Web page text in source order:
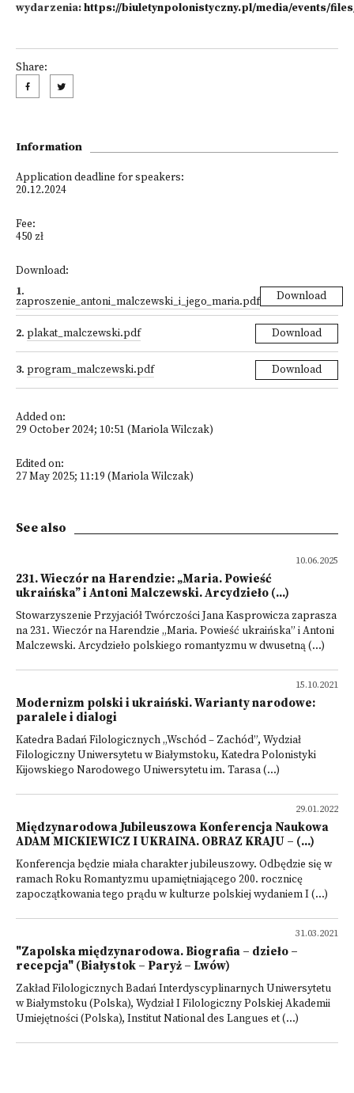
wydarzenia:https://biuletynpolonistyczny.pl/media/events/
Share:
Information
Application deadline for speakers:
20.12.2024
Fee:
450 zł
Download:
1.
zaproszenie_antoni_malczewski_i_jego_maria.pdf Download
2. plakat_malczewski.pdf Download
3. program_malczewski.pdf Download
Added on:
29 October 2024; 10:51 (Mariola Wilczak)
Edited on:
27 May 2025; 11:19 (Mariola Wilczak)
See also
10.06.2025
231. Wieczór na Harendzie: „Maria. Powieść
ukraińska” i Antoni Malczewski. Arcydzieło (...)
Stowarzyszenie Przyjaciół Twórczości Jana Kasprowicza zaprasza
na 231. Wieczór na Harendzie „Maria. Powieść ukraińska” i Antoni
Malczewski. Arcydzieło polskiego romantyzmu w dwusetną (...)
15.10.2021
Modernizm polski i ukraiński. Warianty narodowe:
paralele i dialogi
Katedra Badań Filologicznych „Wschód – Zachód”, Wydział
Filologiczny Uniwersytetu w Białymstoku, Katedra Polonistyki
Kijowskiego Narodowego Uniwersytetu im. Tarasa (...)
29.01.2022
Międzynarodowa Jubileuszowa Konferencja Naukowa
ADAM MICKIEWICZ I UKRAINA. OBRAZ KRAJU – (...)
Konferencja będzie miała charakter jubileuszowy. Odbędzie się w
ramach Roku Romantyzmu upamiętniającego 200. rocznicę
zapoczątkowania tego prądu w kulturze polskiej wydaniem I (...)
31.03.2021
"Zapolska międzynarodowa. Biografia – dzieło –
recepcja" (Białystok – Paryż – Lwów)
Zakład Filologicznych Badań Interdyscyplinarnych Uniwersytetu
w Białymstoku (Polska), Wydział I Filologiczny Polskiej Akademii
Umiejętności (Polska), Institut National des Langues et (...)